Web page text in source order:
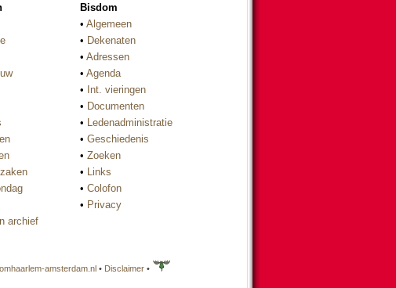
archief
Bisdom
• Algemeen
• Dekenaten
• Adressen
• Agenda
• Int. vieringen
• Documenten
• Ledenadministratie
• Geschiedenis
• Zoeken
• Links
• Colofon
• Privacy
amsterdam.nl• Disclaimer•